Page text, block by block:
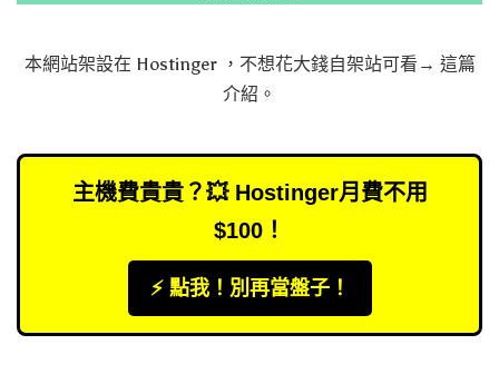
本網站架設在 Hostinger，不想花大錢自架站可看→ 這篇
介紹 。
主機費貴貴？💥 Hostinger月費不用
$100！
⚡️ 點我！別再當盤子！